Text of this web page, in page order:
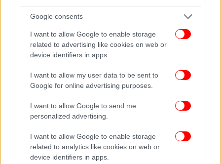
Google consents
I want to allow Google to enable storage
related to advertising like cookies on web or
device identifiers in apps.
I want to allow my user data to be sent to
Google for online advertising purposes.
I want to allow Google to send me
personalized advertising.
I want to allow Google to enable storage
related to analytics like cookies on web or
device identifiers in apps.
Εκείνη τη στιγμή η Ειρήνη Μουρτζούκου απάντησε
«Δεν το θυμάμαι» και πρόσθεσε πως τρεις ημέρες
πριν τον θάνατο του Παναγιωτάκη έμενε σε ένα
συγγενικό της σπίτι.